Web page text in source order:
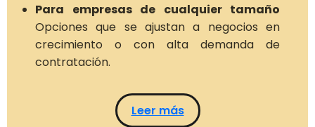
Para empresas de cualquier tamaño
Opciones que se ajustan a negocios en
crecimiento o con alta demanda de
contratación.
Leer más